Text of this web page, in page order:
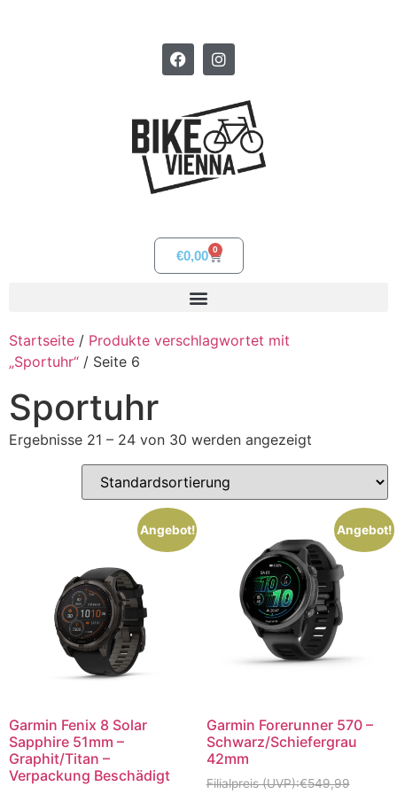
€0,00 0
Startseite / Produkte verschlagwortet mit
„Sportuhr“ / Seite 6
Sportuhr
Ergebnisse 21 – 24 von 30 werden angezeigt
Angebot!
Garmin Fenix 8 Solar
Sapphire 51mm –
Graphit/Titan –
Verpackung Beschädigt
Angebot!
Garmin Forerunner 570 –
Schwarz/Schiefergrau
42mm
€549,99